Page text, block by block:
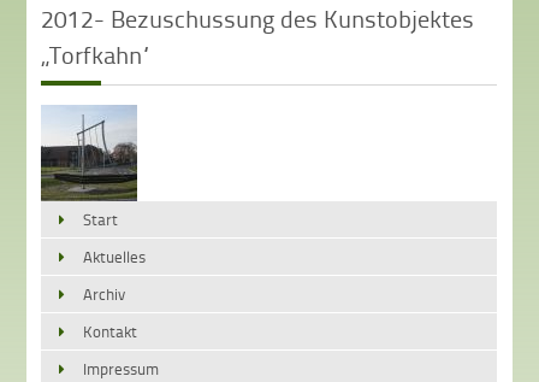
2012- Bezuschussung des Kunstobjektes
„Torfkahn“
Start
Aktuelles
Archiv
Kontakt
Impressum